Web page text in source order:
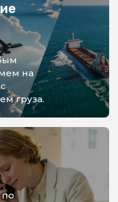
на
груза.
по